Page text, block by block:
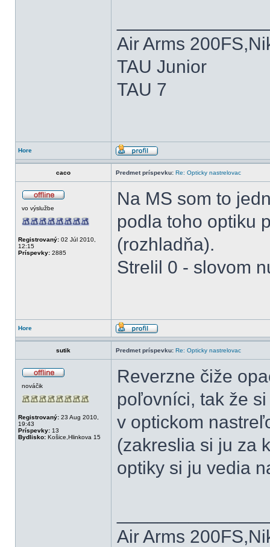
Air Arms
TAU Junior
TAU 7
Hore
caco Predmet príspevku: Re: Opticky nastrelovac
vo výslužbe
Registrovaný: 02 Júl 2010,
12:15
Príspevky: 2885
Na MS som to
podla toho optiku
(rozhladňa).
Strelil 0 - slovom
Hore
sutik Predmet príspevku: Re: Opticky nastrelovac
nováčik
Registrovaný: 23 Aug 2010,
19:43
Príspevky: 13
Bydlisko: Košice,Hlinkova 15
Reverzne čiže
poľovníci, tak že
v optickom
(zakreslia si ju za
optiky si ju vedia
Air Arms